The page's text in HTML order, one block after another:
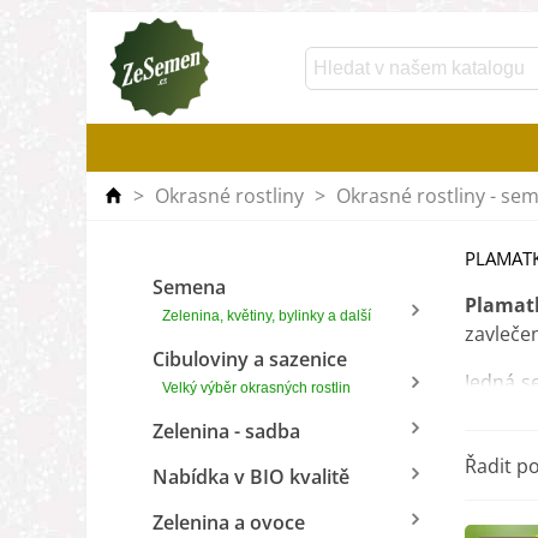
> Okrasné rostliny > Okrasné rostliny -
Semena
Zelenina, květiny, bylinky a další
Cibuloviny a sazenice
Velký výběr okrasných rostlin
Zelenina - sadba
Nabídka v BIO kvalitě
Zelenina a ovoce
Jedná
Pro
Řadit